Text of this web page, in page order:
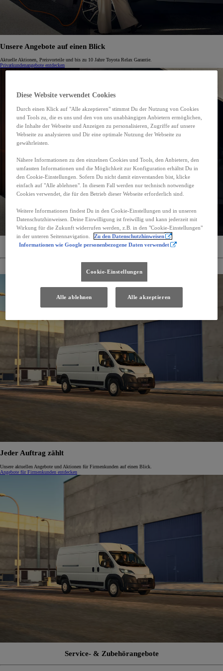
Unsere Angebote auf einen Blick
Aktuelle Aktionen, Preisvorteile und bis zu 10 Jahre Toyota Relax Garantie.
Privatkundenangebote entdecken
Angebote für Firmenkunden
Jeder Auftrag zählt
Unsere aktuellen Angebote und Aktionen für Firmenkunden auf einen Blick.
Angebote für Firmenkunden entdecken
Service- & Zubehörangebote
Diese Website verwendet Cookies
Durch einen Klick auf "Alle akzeptieren" stimmst Du der Nutzung von Cookies
und Tools zu, die es uns und den von uns unabhängigen Anbietern ermöglichen,
die Inhalte der Webseite und Anzeigen zu personalisieren, Zugriffe auf unsere
Webseite zu analysieren und Dir eine optimale Nutzung der Webseite zu
gewährleisten.
Nähere Informationen zu den einzelnen Cookies und Tools, den Anbietern, den
umfassten Informationen und die Möglichkeit zur Konfiguration erhältst Du in
den Cookie-Einstellungen. Sofern Du nicht damit einverstanden bist, klicke
einfach auf "Alle ablehnen". In diesem Fall werden nur technisch notwendige
Cookies verwendet, die für den Betrieb dieser Webseite erforderlich sind.
Weitere Informationen findest Du in den Cookie-Einstellungen und in unseren
Datenschutzhinweisen. Deine Einwilligung ist freiwillig und kann jederzeit mit
Wirkung für die Zukunft widerrufen werden, z.B. in den "Cookie-Einstellungen"
in der unteren Seitennavigation.
Zu den Datenschutzhinweisen
Informationen wie Google personenbezogene Daten verwendet
Cookie-Einstellungen
Alle ablehnen Alle akzeptieren